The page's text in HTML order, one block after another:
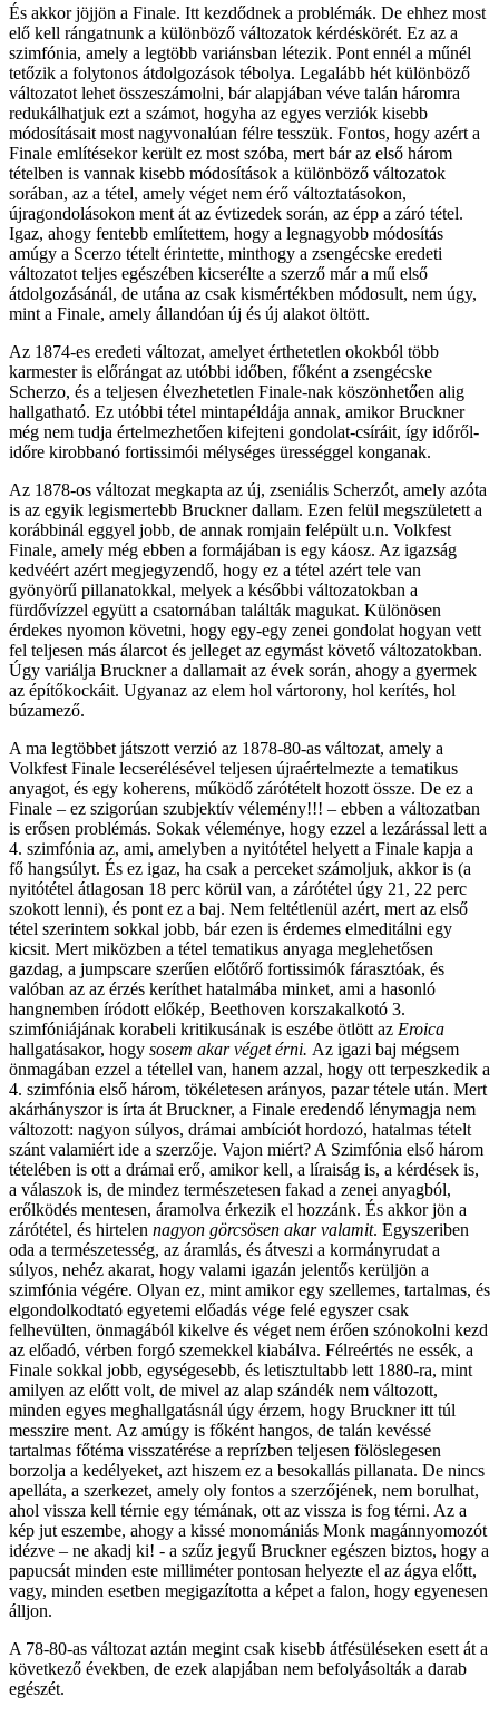
És akkor jöjjön a Finale. Itt kezdődnek a problémák. De ehhez most
elő kell rángatnunk a különböző változatok kérdéskörét. Ez az a
szimfónia, amely a legtöbb variánsban létezik. Pont ennél a műnél
tetőzik a folytonos átdolgozások tébolya. Legalább hét különböző
változatot lehet összeszámolni, bár alapjában véve talán háromra
redukálhatjuk ezt a számot, hogyha az egyes verziók kisebb
módosításait most nagyvonalúan félre tesszük. Fontos, hogy azért a
Finale említésekor került ez most szóba, mert bár az első három
tételben is vannak kisebb módosítások a különböző változatok
sorában, az a tétel, amely véget nem érő változtatásokon,
újragondolásokon ment át az évtizedek során, az épp a záró tétel.
Igaz, ahogy fentebb említettem, hogy a legnagyobb módosítás
amúgy a Scerzo tételt érintette, minthogy a zsengécske eredeti
változatot teljes egészében kicserélte a szerző már a mű első
átdolgozásánál, de utána az csak kismértékben módosult, nem úgy,
mint a Finale, amely állandóan új és új alakot öltött.
Az 1874-es eredeti változat, amelyet érthetetlen okokból több
karmester is előrángat az utóbbi időben, főként a zsengécske
Scherzo, és a teljesen élvezhetetlen Finale-nak köszönhetően alig
hallgatható. Ez utóbbi tétel mintapéldája annak, amikor Bruckner
még nem tudja értelmezhetően kifejteni gondolat-csíráit, így időről-
időre kirobbanó fortissimói mélységes ürességgel konganak.
Az 1878-os változat megkapta az új, zseniális Scherzót, amely azóta
is az egyik legismertebb Bruckner dallam. Ezen felül megszületett a
korábbinál eggyel jobb, de annak romjain felépült u.n. Volkfest
Finale, amely még ebben a formájában is egy káosz. Az igazság
kedvéért azért megjegyzendő, hogy ez a tétel azért tele van
gyönyörű pillanatokkal, melyek a későbbi változatokban a
fürdővízzel együtt a csatornában találták magukat. Különösen
érdekes nyomon követni, hogy egy-egy zenei gondolat hogyan vett
fel teljesen más álarcot és jelleget az egymást követő változatokban.
Úgy variálja Bruckner a dallamait az évek során, ahogy a gyermek
az építőkockáit. Ugyanaz az elem hol vártorony, hol kerítés, hol
búzamező.
A ma legtöbbet játszott verzió az 1878-80-as változat, amely a
Volkfest Finale lecserélésével teljesen újraértelmezte a tematikus
anyagot, és egy koherens, működő zárótételt hozott össze. De ez a
Finale – ez szigorúan szubjektív vélemény!!! – ebben a változatban
is erősen problémás. Sokak véleménye, hogy ezzel a lezárással lett a
4. szimfónia az, ami, amelyben a nyitótétel helyett a Finale kapja a
fő hangsúlyt. És ez igaz, ha csak a perceket számoljuk, akkor is (a
nyitótétel átlagosan 18 perc körül van, a zárótétel úgy 21, 22 perc
szokott lenni), és pont ez a baj. Nem feltétlenül azért, mert az első
tétel szerintem sokkal jobb, bár ezen is érdemes elmeditálni egy
kicsit. Mert miközben a tétel tematikus anyaga meglehetősen
gazdag, a jumpscare szerűen előtőrő fortissimók fárasztóak, és
valóban az az érzés keríthet hatalmába minket, ami a hasonló
hangnemben íródott előkép, Beethoven korszakalkotó 3.
szimfóniájának korabeli kritikusának is eszébe ötlött az Eroica
hallgatásakor, hogy sosem akar véget érni. Az igazi baj mégsem
önmagában ezzel a tétellel van, hanem azzal, hogy ott terpeszkedik a
4. szimfónia első három, tökéletesen arányos, pazar tétele után. Mert
akárhányszor is írta át Bruckner, a Finale eredendő lénymagja nem
változott: nagyon súlyos, drámai ambíciót hordozó, hatalmas tételt
szánt valamiért ide a szerzője. Vajon miért? A Szimfónia első három
tételében is ott a drámai erő, amikor kell, a líraiság is, a kérdések is,
a válaszok is, de mindez természetesen fakad a zenei anyagból,
erőlködés mentesen, áramolva érkezik el hozzánk. És akkor jön a
zárótétel, és hirtelen nagyon görcsösen akar valamit. Egyszeriben
oda a természetesség, az áramlás, és átveszi a kormányrudat a
súlyos, nehéz akarat, hogy valami igazán jelentős kerüljön a
szimfónia végére. Olyan ez, mint amikor egy szellemes, tartalmas, és
elgondolkodtató egyetemi előadás vége felé egyszer csak
felhevülten, önmagából kikelve és véget nem érően szónokolni kezd
az előadó, vérben forgó szemekkel kiabálva. Félreértés ne essék, a
Finale sokkal jobb, egységesebb, és letisztultabb lett 1880-ra, mint
amilyen az előtt volt, de mivel az alap szándék nem változott,
minden egyes meghallgatásnál úgy érzem, hogy Bruckner itt túl
messzire ment. Az amúgy is főként hangos, de talán kevéssé
tartalmas főtéma visszatérése a reprízben teljesen fölöslegesen
borzolja a kedélyeket, azt hiszem ez a besokallás pillanata. De nincs
apelláta, a szerkezet, amely oly fontos a szerzőjének, nem borulhat,
ahol vissza kell térnie egy témának, ott az vissza is fog térni. Az a
kép jut eszembe, ahogy a kissé monomániás Monk magánnyomozót
idézve – ne akadj ki! - a szűz jegyű Bruckner egészen biztos, hogy a
papucsát minden este milliméter pontosan helyezte el az ágya előtt,
vagy, minden esetben megigazította a képet a falon, hogy egyenesen
álljon.
A 78-80-as változat aztán megint csak kisebb átfésüléseken esett át a
következő években, de ezek alapjában nem befolyásolták a darab
egészét.